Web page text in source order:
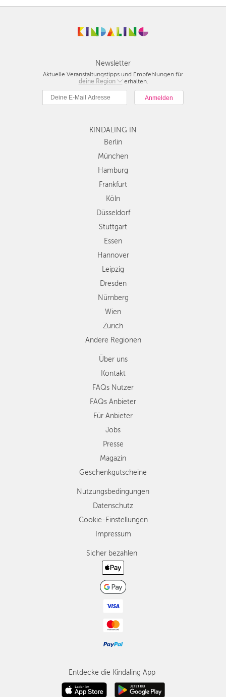
Newsletter
Aktuelle Veranstaltungstipps und Empfehlungen für
deine Region
Berlin
München
Hamburg
Köln
Düsseldorf
Stuttgart
Essen
Dresden
Nürnberg
Wien
Zürich
Andere
Regionen
erhalten.
KINDALING IN
Berlin
München
Hamburg
Frankfurt
Köln
Düsseldorf
Stuttgart
Essen
Hannover
Leipzig
Dresden
Nürnberg
Wien
Zürich
Andere Regionen
Über uns
Kontakt
FAQs Nutzer
FAQs Anbieter
Für Anbieter
Jobs
Presse
Magazin
Geschenkgutscheine
Nutzungsbedingungen
Datenschutz
Cookie-Einstellungen
Impressum
Sicher bezahlen
Entdecke die Kindaling App